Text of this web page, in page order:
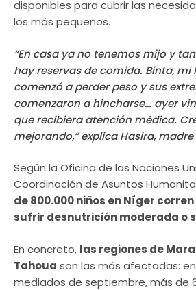
disponibles para cubrir las
los más pequeños.
“En casa ya no tenemos mijo y
hay reservas de comida. Binta, mi
comenzó a perder peso y sus
comenzaron a hincharse… ayer
que recibiera atención médica.
mejorando,” explica Hasira,
Según la Oficina de las Naciones
Coordinación de Asuntos
de 800.000 niños en Níger
sufrir desnutrición moderada o
En concreto, las regiones de
Tahoua son las más afectadas:
mediados de septiembre, más de